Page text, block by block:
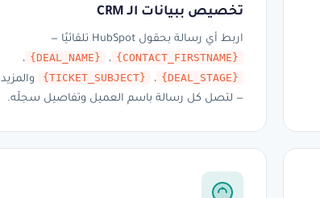
تخصيص ببيانات الـ CRM
اربط أي رسالة بحقول HubSpot تلقائيًا —
{CONTACT_FIRSTNAME} ، {DEAL_NAME} ،
{DEAL_STAGE} ، {TICKET_SUBJECT}
والمزيد
— لتصل كل رسالة باسم العميل وتفاصيل سجلّه.